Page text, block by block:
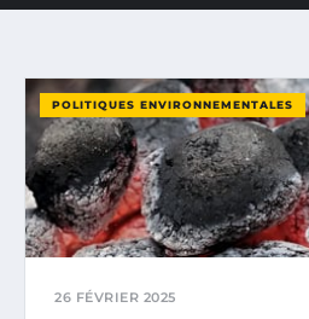
POLITIQUES ENVIRONNEMENTALES
26 FÉVRIER 2025